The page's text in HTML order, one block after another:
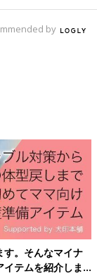
たら、先生が違
いたり。ジェン
がけているそう
んですね。
洋服を買いに行
信されていまし
の、青っぽいも
り場で「男の
男児用かなと思
by
す。そんなマイナ
テムを紹介しま